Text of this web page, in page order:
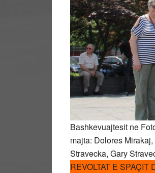
Bashkevuajtesit ne
majta: Dolores
Stravecka, Gary
REVOLTAT E